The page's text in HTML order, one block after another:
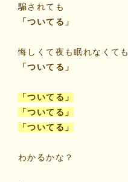
騙されても
「ついてる」
悔しくて夜も眠れなくても
「ついてる」
「ついてる」
「ついてる」
「ついてる」
わかるかな？